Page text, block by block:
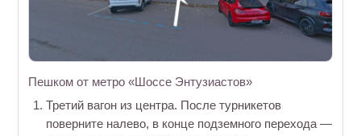
Пешком от метро «Шоссе Энтузиастов»
Третий вагон из центра. После турникетов
поверните налево, в конце подземного перехода —